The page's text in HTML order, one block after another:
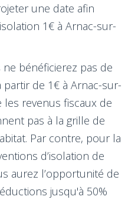
une date afin
1€ à Arnac-sur-
bénéficierez pas de
partir de 1€ à Arnac-sur-
les revenus fiscaux de
pas à la grille de
Par contre, pour la
d’isolation de
aurez l’opportunité de
jusqu'à 50%